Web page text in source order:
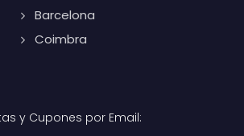
Barcelona
Coimbra
y Cupones por Email: